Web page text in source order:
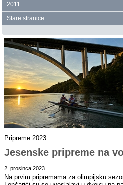
2011.
Stare stranice
Pripreme 2023.
Jesenske pripreme na
2. prosinca 2023.
Na prvim pripremama za olimpijsku